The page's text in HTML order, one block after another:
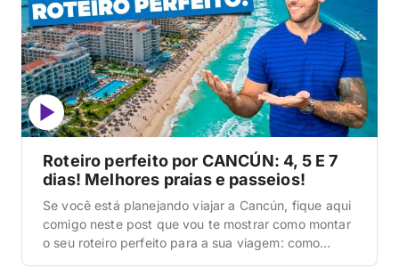
Roteiro perfeito por CANCÚN: 4, 5 E 7
dias! Melhores praias e passeios!
Se você está planejando viajar a Cancún, fique aqui
comigo neste post que vou te mostrar como montar
o seu roteiro perfeito para a sua viagem: como